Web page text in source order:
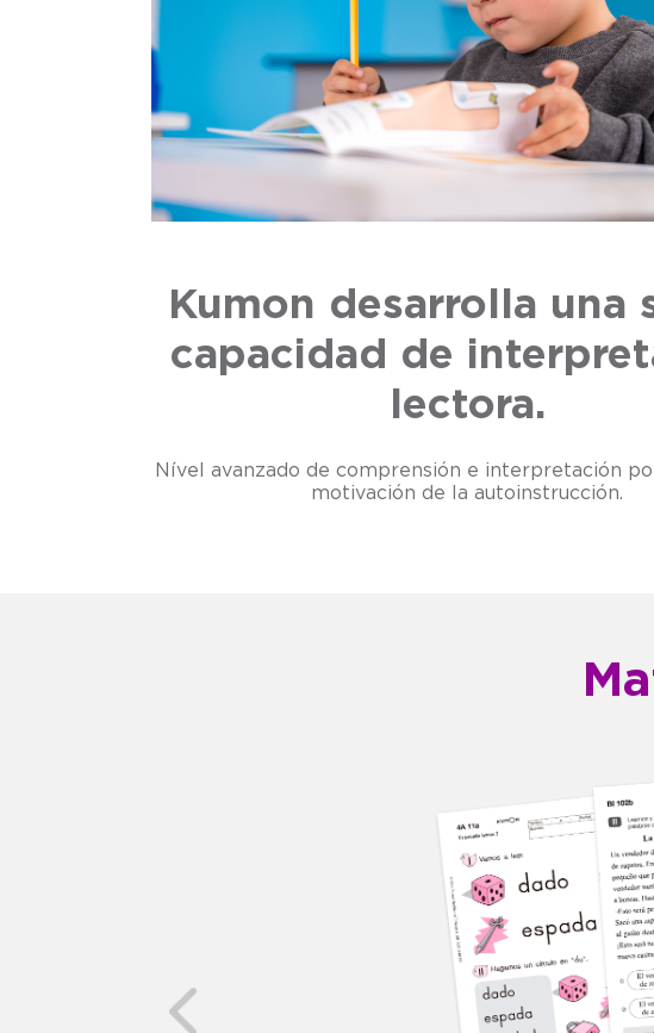
Kumon desarrolla una
capacidad de
lectora.
Nível avanzado de comprensión e interpretación
motivación de la autoinstrucción.
Previous